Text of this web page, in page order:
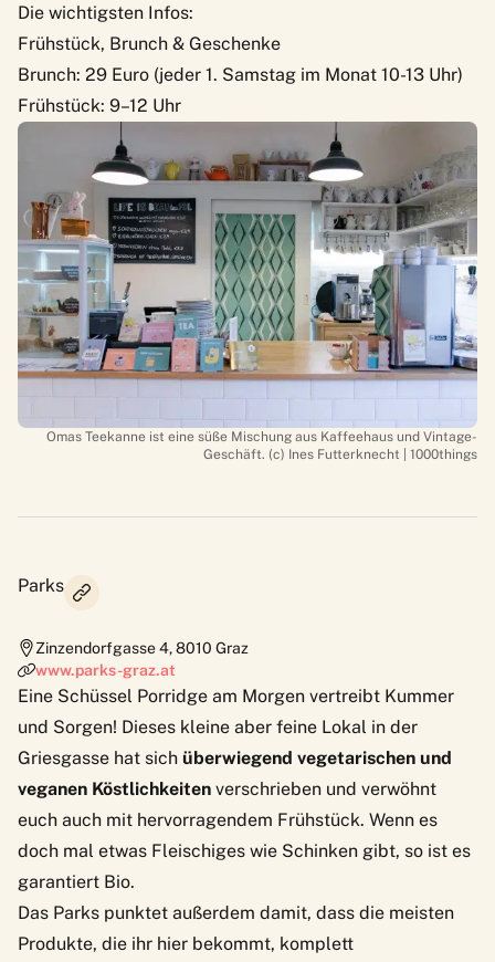
Die wichtigsten Infos:
Frühstück, Brunch & Geschenke
Brunch: 29 Euro (jeder 1. Samstag im Monat 10-13 Uhr)
Frühstück: 9–12 Uhr
Omas Teekanne ist eine süße Mischung aus Kaffeehaus und Vintage-
Geschäft. (c) Ines Futterknecht | 1000things
Parks
Zinzendorfgasse 4,8010 Graz
www.parks-graz.at
Eine Schüssel Porridge am Morgen vertreibt Kummer
und Sorgen! Dieses kleine aber feine Lokal in der
Griesgasse hat sich überwiegend vegetarischen und
veganen Köstlichkeiten verschrieben und verwöhnt
euch auch mit hervorragendem Frühstück. Wenn es
doch mal etwas Fleischiges wie Schinken gibt, so ist es
garantiert Bio.
Das Parks punktet außerdem damit, dass die meisten
Produkte, die ihr hier bekommt, komplett